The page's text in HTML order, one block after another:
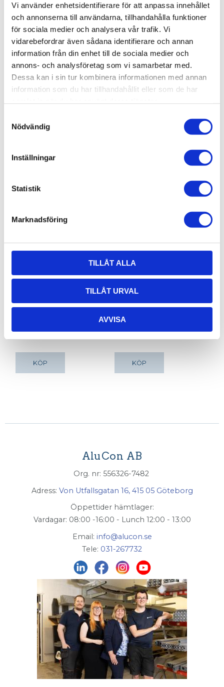
Vi använder enhetsidentifierare för att anpassa innehållet
och annonserna till användarna, tillhandahålla funktioner
för sociala medier och analysera vår trafik. Vi
vidarebefordrar även sådana identifierare och annan
information från din enhet till de sociala medier och
annons- och analysföretag som vi samarbetar med.
Dessa kan i sin tur kombinera informationen med annan
information som du har tillhandahållit eller som de har
Nödvändig
Inställningar
Statistik
Marknadsföring
TILLÅT ALLA
TILLÅT URVAL
AVVISA
3D step-fil:Här kan du hämta en 3D step-fil
Material:Aluminium,naturanodiserat
T-Spår:8
Höjd & bredd:50 x 50 mm
Kostnad; Kapning & Bearbetning:Se
Relaterade produkter
Kapning av
Priset gäller per
KÖP
Ändlock 50
Ändlock 50. 1 st.
KÖP
AluCon AB
Org. nr: 556326-7482
Adress: Von Utfallsgatan 16, 415 05 Göteborg
Öppettider hämtlager:
Vardagar: 08:00 -16:00 - Lunch 12:00 - 13:00
Email: info@alucon.se
Tele: 031-267732